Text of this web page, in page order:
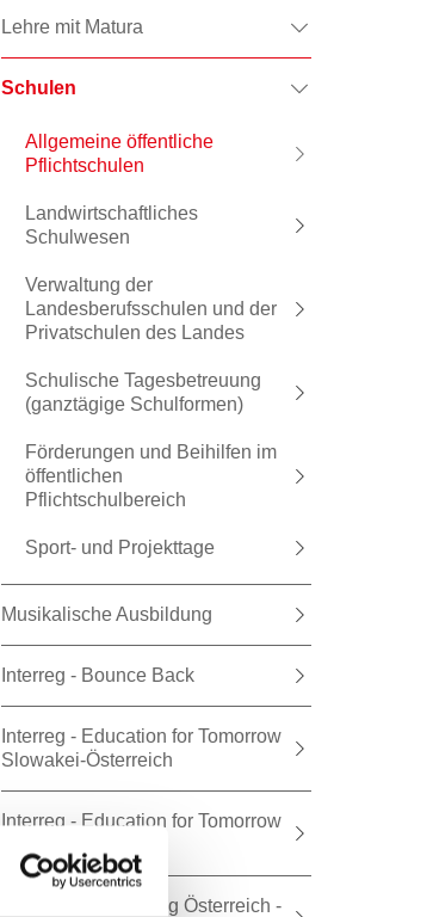
Lehre mit Matura
Schulen
Allgemeine öffentliche
Pflichtschulen
Landwirtschaftliches
Schulwesen
Verwaltung der
Landesberufsschulen und der
Privatschulen des Landes
Schulische Tagesbetreuung
(ganztägige Schulformen)
Förderungen und Beihilfen im
öffentlichen
Pflichtschulbereich
Sport- und Projekttage
Musikalische Ausbildung
Interreg - Bounce Back
Interreg - Education for Tomorrow
Slowakei-Österreich
Interreg - Education for Tomorrow
Abgelaufen - Interreg Österreich -